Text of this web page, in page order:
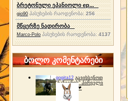
ბრეტონული ეპანიოლი ep...
gio90 პასუხების რაოდენობა:256
მწყერზე ნადირობა
Marco-Polo პასუხების რაოდენობა:4137
ბოლო კომენტარები
gogita12 გავიხსენოთ
"ბაზიერის" პირველი
ტურნირი ❤